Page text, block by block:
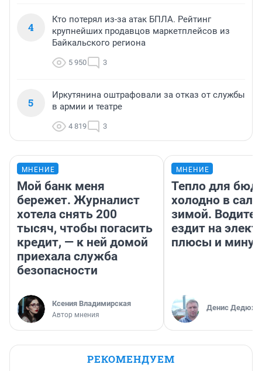
4
Кто потерял из-за атак БПЛА. Рейтинг
крупнейших продавцов маркетплейсов из
Байкальского региона
5 950 3
5
Иркутянина оштрафовали за отказ от службы
в армии и театре
4 819 3
МНЕНИЕ
Мой банк меня
бережет. Журналист
хотела снять 200
тысяч, чтобы погасить
кредит, — к ней домой
приехала служба
безопасности
Ксения Владимирская
Автор мнения
МНЕНИЕ
Тепло для
холодно в
зимой.
ездит на
плюсы и
Денис
РЕКОМЕНДУЕМ